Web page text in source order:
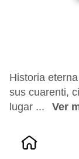
Historia
sus cuarenti,
lugar ...
Ver